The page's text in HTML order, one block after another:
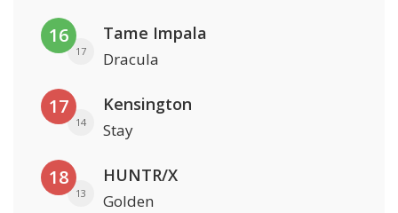
16
17
Tame Impala
Dracula
17
14
Kensington
Stay
18
13
HUNTR/X
Golden